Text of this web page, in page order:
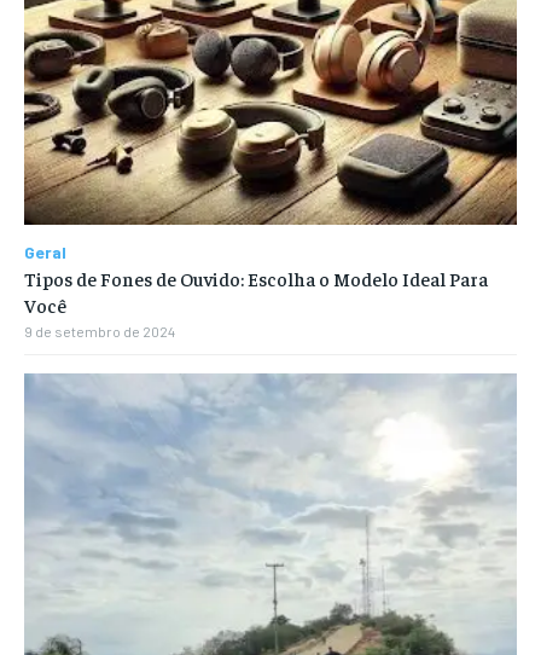
Geral
Tipos de Fones de Ouvido: Escolha o Modelo Ideal Para
Você
9 de setembro de 2024